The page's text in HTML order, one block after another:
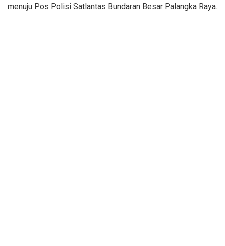
menuju Pos Polisi Satlantas Bundaran Besar Palangka Raya.